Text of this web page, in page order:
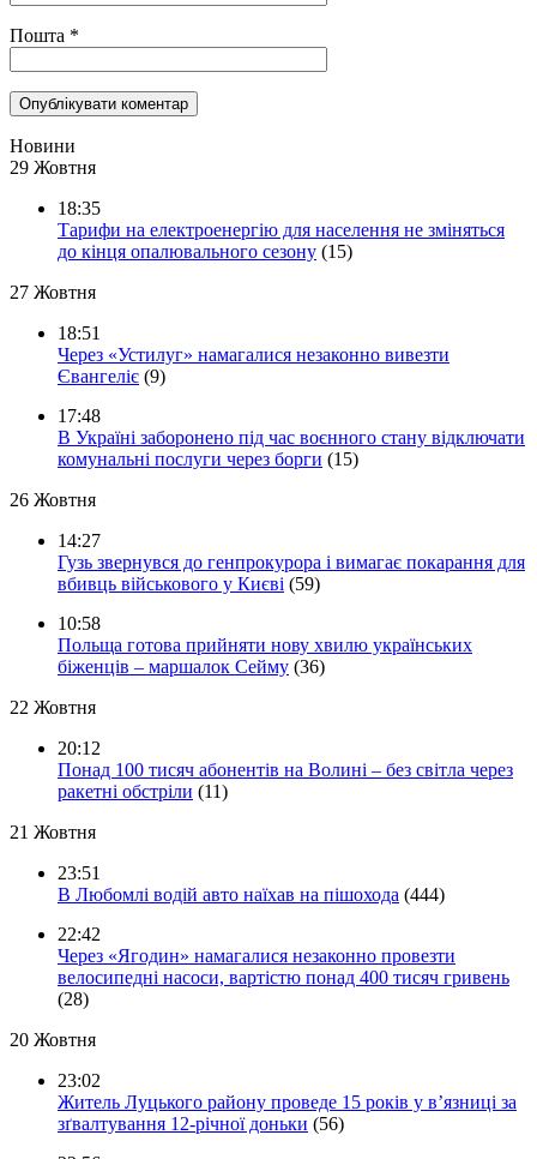
Пошта *
Новини
29 Жовтня
18:35
Тарифи на електроенергію для населення не зміняться
до кінця опалювального сезону (15)
27 Жовтня
18:51
Через «Устилуг» намагалися незаконно вивезти
Євангеліє (9)
17:48
В Україні заборонено під час воєнного стану відключати
комунальні послуги через борги (15)
26 Жовтня
14:27
Гузь звернувся до генпрокурора і вимагає покарання для
вбивць військового у Києві (59)
10:58
Польща готова прийняти нову хвилю українських
біженців – маршалок Сейму (36)
22 Жовтня
20:12
Понад 100 тисяч абонентів на Волині – без світла через
ракетні обстріли (11)
21 Жовтня
23:51
В Любомлі водій авто наїхав на пішохода (444)
22:42
Через «Ягодин» намагалися незаконно провезти
велосипедні насоси, вартістю понад 400 тисяч гривень
(28)
20 Жовтня
23:02
Житель Луцького району проведе 15 років у в’язниці за
зґвалтування 12-річної доньки (56)